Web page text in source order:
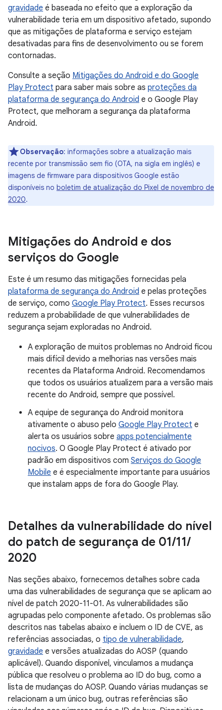
gravidade é baseada no efeito que a exploração da
vulnerabilidade teria em um dispositivo afetado, supondo
que as mitigações de plataforma e serviço estejam
desativadas para fins de desenvolvimento ou se forem
contornadas.
Consulte a seção Mitigações do Android e do Google
Play Protect para saber mais sobre as proteções da
plataforma de segurança do Android e o Google Play
Protect, que melhoram a segurança da plataforma
Android.
Observação: informações sobre a atualização mais
recente por transmissão sem fio (OTA, na sigla em inglês) e
imagens de firmware para dispositivos Google estão
disponíveis no boletim de atualização do Pixel de novembro de
2020.
Mitigações do Android e dos
serviços do Google
Este é um resumo das mitigações fornecidas pela
plataforma de segurança do Android e pelas proteções
de serviço, como Google Play Protect. Esses recursos
reduzem a probabilidade de que vulnerabilidades de
segurança sejam exploradas no Android.
A exploração de muitos problemas no Android ficou
mais difícil devido a melhorias nas versões mais
recentes da Plataforma Android. Recomendamos
que todos os usuários atualizem para a versão mais
recente do Android, sempre que possível.
A equipe de segurança do Android monitora
ativamente o abuso pelo Google Play Protect e
alerta os usuários sobre apps potencialmente
nocivos. O Google Play Protect é ativado por
padrão em dispositivos com Serviços do Google
Mobile e é especialmente importante para usuários
que instalam apps de fora do Google Play.
Detalhes da vulnerabilidade do nível
do patch de segurança de 01/11/
2020
Nas seções abaixo, fornecemos detalhes sobre cada
uma das vulnerabilidades de segurança que se aplicam ao
nível de patch 2020-11-01. As vulnerabilidades são
agrupadas pelo componente afetado. Os problemas são
descritos nas tabelas abaixo e incluem o ID de CVE, as
referências associadas, o tipo de vulnerabilidade,
gravidade e versões atualizadas do AOSP (quando
aplicável). Quando disponível, vinculamos a mudança
pública que resolveu o problema ao ID do bug, como a
lista de mudanças do AOSP. Quando várias mudanças se
relacionam a um único bug, outras referências são